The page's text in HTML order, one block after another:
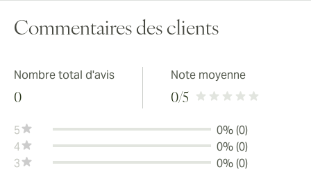
Commentaires des clients
Nombre total d'avis
0
Note moyenne
0/5
5
0% (0)
4
0% (0)
3
0% (0)